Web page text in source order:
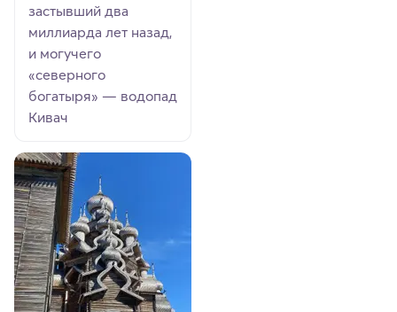
застывший два
миллиарда лет назад,
и могучего
«северного
богатыря» — водопад
Кивач